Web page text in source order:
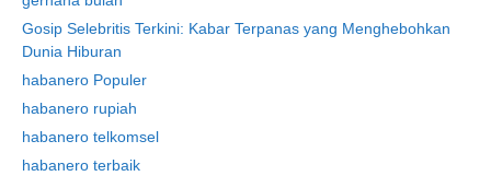
Gosip Selebritis Terkini: Kabar Terpanas yang Menghebohkan
Dunia Hiburan
habanero Populer
habanero rupiah
habanero telkomsel
habanero terbaik